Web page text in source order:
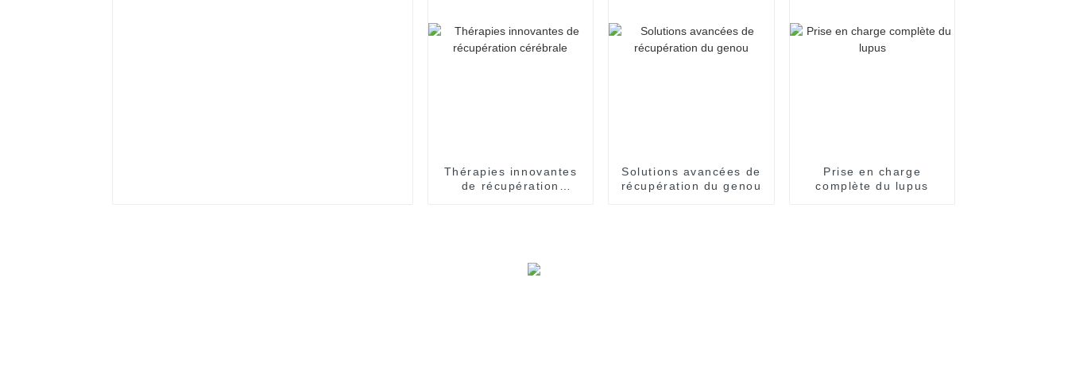
Thérapies innovantes
de récupération
Solutions avancées de
récupération du genou
Prise en charge
complète du lupus